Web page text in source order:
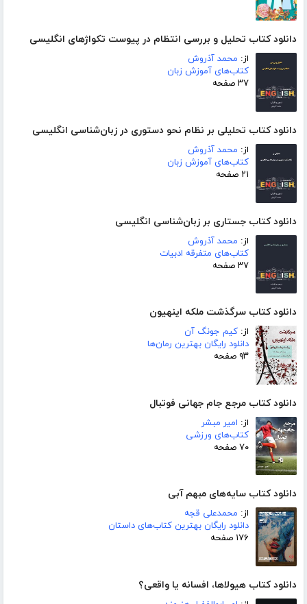
دانلود کتاب تحلیل و بررسی انتظام در پیوست تکواژهای انگلیسی
از: محمد آذروش
کتاب‌های آموزش زبان
۳۷ صفحه
دانلود کتاب تحلیلی بر نظام نحو دستوری در زبان‌شناسی انگلیسی
از: محمد آذروش
کتاب‌های آموزش زبان
۲۱ صفحه
دانلود کتاب جستاری بر زبان‌شناسی انگلیسی
از: محمد آذروش
کتاب‌های متفرقه ادبیات
۳۷ صفحه
دانلود کتاب سرگذشت ملکه اینهیون
از: کیم جونگ آن
دانلود رایگان بهترین رمان‌ها
۹۳ صفحه
دانلود کتاب مرجع جام جهانی فوتبال
از: امیر مبشر
کتاب‌های ورزشی
۷۰ صفحه
دانلود کتاب سایه‌های مبهم آبی
از: محمدعلی قجه
دانلود رایگان بهترین کتاب‌های داستان
۱۷۶ صفحه
دانلود کتاب هیولاها، افسانه یا واقعی؟